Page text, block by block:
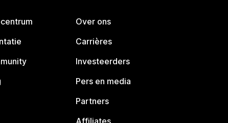
Over ons
Carrières
Investeerders
Pers en media
Partners